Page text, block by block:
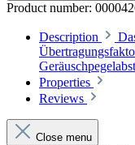
Product number:
Description
Properties
Reviews
Close menu